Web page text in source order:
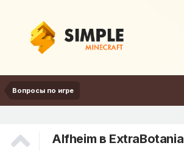
Вопросы по игре
Alfheim в ExtraBotania